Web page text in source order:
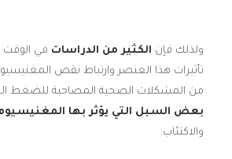
ولذلك فإن الكثير من الدراسات في الوقت
تأثيرات هذا العنصر وارتباط نقص
من المشكلات الصحية المصاحبة للضغط
بعض السبل التي يؤثر بها
والاكتئاب: